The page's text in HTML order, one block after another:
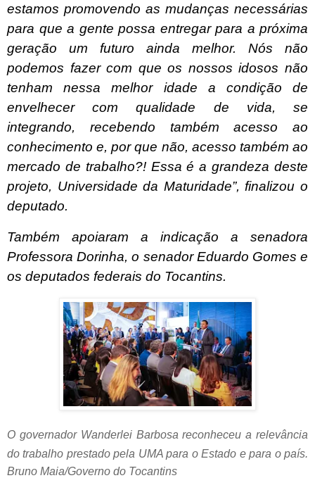
estamos promovendo as mudanças necessárias
para que a gente possa entregar para a próxima
geração um futuro ainda melhor. Nós não
podemos fazer com que os nossos idosos não
tenham nessa melhor idade a condição de
envelhecer com qualidade de vida, se
integrando, recebendo também acesso ao
conhecimento e, por que não, acesso também ao
mercado de trabalho?! Essa é a grandeza deste
projeto, Universidade da Maturidade”, finalizou o
deputado.
Também apoiaram a indicação a senadora
Professora Dorinha, o senador Eduardo Gomes e
os deputados federais do Tocantins.
O governador Wanderlei Barbosa reconheceu a relevância
do trabalho prestado pela UMA para o Estado e para o país.
Bruno Maia/Governo do Tocantins